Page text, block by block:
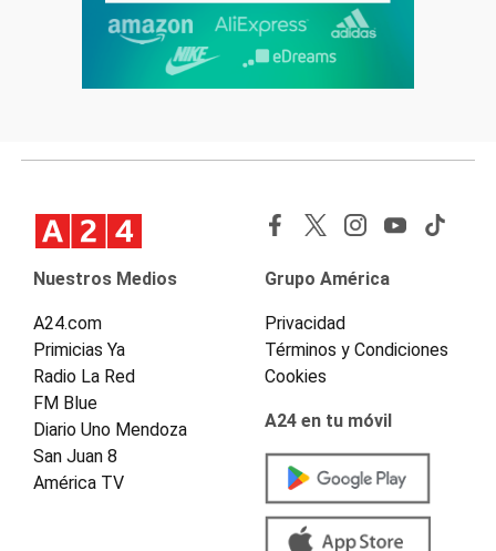
Nuestros Medios
A24.com
Primicias Ya
Radio La Red
FM Blue
Diario Uno Mendoza
San Juan 8
América TV
Grupo América
Privacidad
Términos y Condiciones
Cookies
A24 en tu móvil